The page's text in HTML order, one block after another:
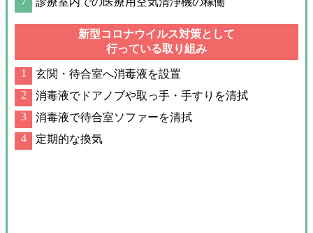
新型コロナウイルス対策として
行っている取り組み
玄関・待合室へ消毒液を設置
消毒液でドアノブや取っ手・手すりを清拭
消毒液で待合室ソファーを清拭
定期的な換気